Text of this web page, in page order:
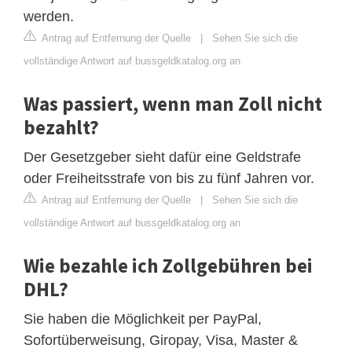
werden.
Antrag auf Entfernung der Quelle | Sehen Sie sich die
vollständige Antwort auf bussgeldkatalog.org an
Was passiert, wenn man Zoll nicht
bezahlt?
Der Gesetzgeber sieht dafür eine Geldstrafe
oder Freiheitsstrafe von bis zu fünf Jahren vor.
Antrag auf Entfernung der Quelle | Sehen Sie sich die
vollständige Antwort auf bussgeldkatalog.org an
Wie bezahle ich Zollgebühren bei
DHL?
Sie haben die Möglichkeit per PayPal,
Sofortüberweisung, Giropay, Visa, Master &